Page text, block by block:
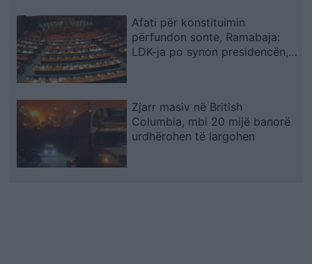
Afati për konstituimin
përfundon sonte, Ramabaja:
LDK-ja po synon presidencën,
Zjarr masiv në British
Columbia, mbi 20 mijë banorë
urdhërohen të largohen